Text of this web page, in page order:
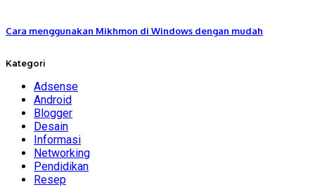
Cara menggunakan Mikhmon di Windows dengan mudah
Kategori
Adsense
Android
Blogger
Desain
Informasi
Networking
Pendidikan
Resep